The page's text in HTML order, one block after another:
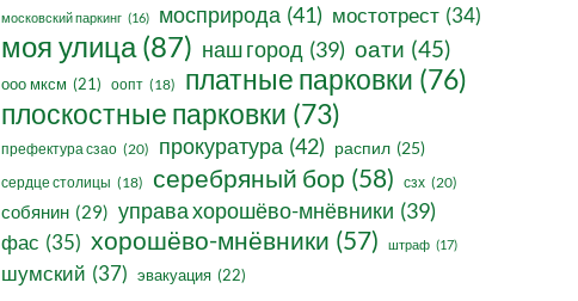
московский паркинг (16) мосприрода (41) мостотрест (34)
моя улица (87) наш город (39) оати (45)
ооо мксм (21) оопт (18) платные парковки (76)
плоскостные парковки (73)
префектура сзао (20) прокуратура (42) распил (25)
сердце столицы (18) серебряный бор (58) сзх (20)
собянин (29) управа хорошёво-мнёвники (39)
фас (35) хорошёво-мнёвники (57) штраф (17)
шумский (37) эвакуация (22)